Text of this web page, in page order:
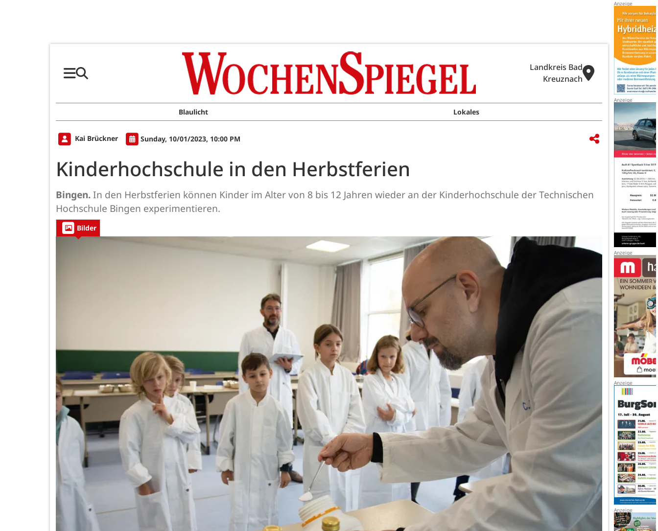
Landkreis Bad
Kreuznach
Blaulicht Lokales
Kai Brückner Sunday, 10/01/2023, 10:00 PM
Kinderhochschule in den Herbstferien
Bingen.In den Herbstferien können Kinder im Alter von 8 bis 12 Jahren wieder an der Kinderhochschule der Technischen
Hochschule Bingen experimentieren.
Bilder